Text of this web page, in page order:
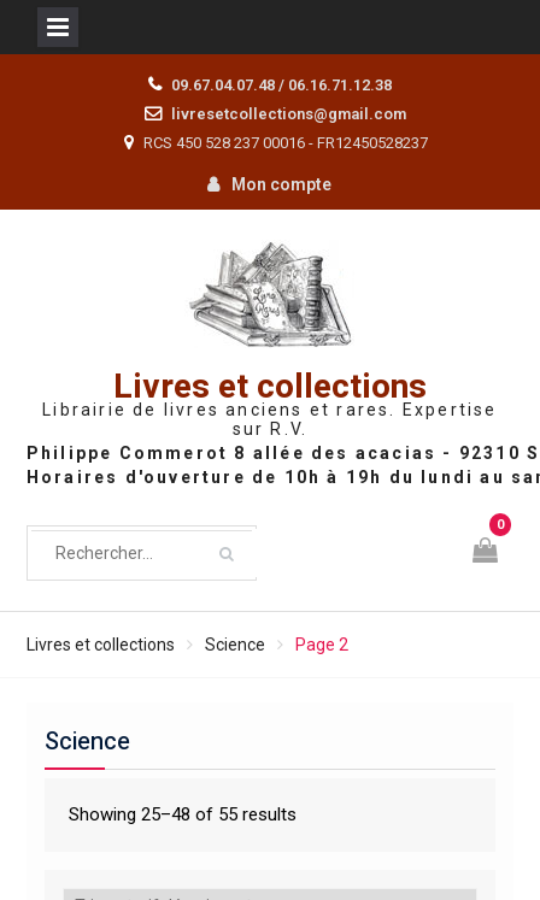
09.67.04.07.48 / 06.16.71.12.38
livresetcollections@gmail.com
RCS 450 528 237 00016 - FR12450528237
Mon compte
Livres et collections
Librairie de livres anciens et rares. Expertise
sur R.V.
0
Livres et collections Science Page 2
Science
Showing 25–48 of 55 results